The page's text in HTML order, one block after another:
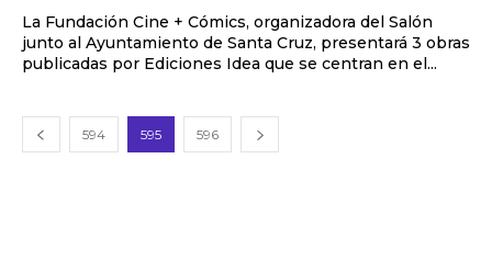
La Fundación Cine + Cómics, organizadora del Salón
junto al Ayuntamiento de Santa Cruz, presentará 3 obras
publicadas por Ediciones Idea que se centran en el...
594 595 596